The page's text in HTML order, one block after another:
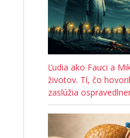
Ľudia ako Fauci a
životov. Tí, čo
zaslúžia